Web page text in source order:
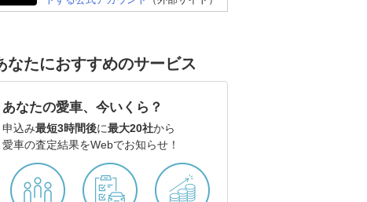
スバル フォレスター
なたにおすすめのサービス
あなたの愛車、今いくら？
申込み最短3時間後に最大20社から
愛車の査定結果をWebでお知らせ！